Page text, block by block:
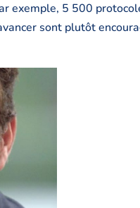
exemple, 5 500
sont plutôt